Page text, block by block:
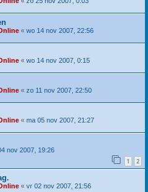
« wo 14 nov 2007, 22:56
« wo 14 nov 2007, 0:15
« zo 11 nov 2007, 22:50
« ma 05 nov 2007, 21:27
nov 2007, 19:26
1 2
« vr 02 nov 2007, 21:56